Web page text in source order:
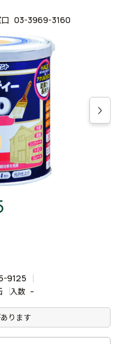
03-3969-3160
9125
入数 -
ります